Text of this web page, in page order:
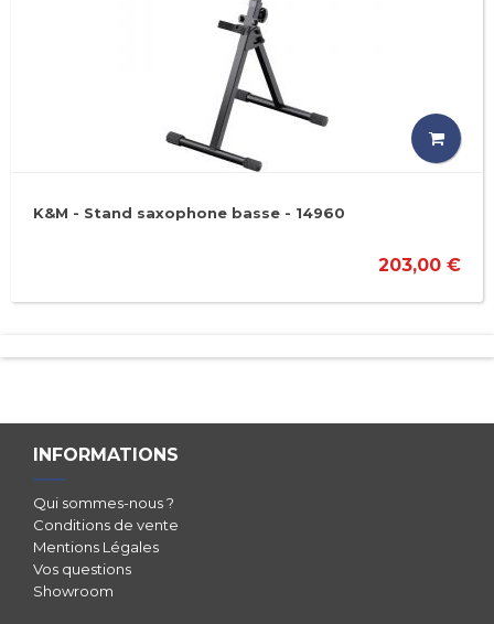
K&M - Stand saxophone basse - 14960
203,00 €
INFORMATIONS
Qui sommes-nous ?
Conditions de vente
Mentions Légales
Vos questions
Showroom